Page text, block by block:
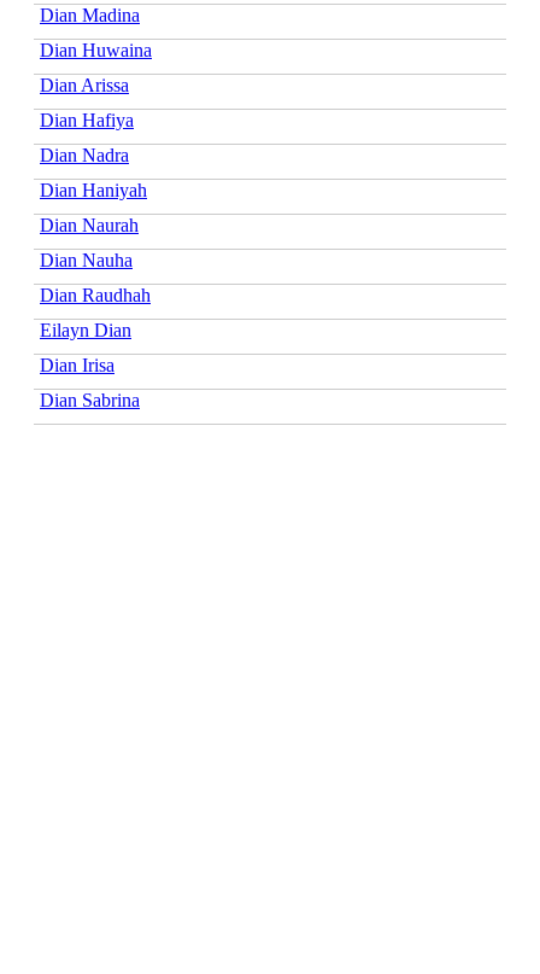
Dian Madina
Dian Huwaina
Dian Arissa
Dian Hafiya
Dian Nadra
Dian Haniyah
Dian Naurah
Dian Nauha
Dian Raudhah
Eilayn Dian
Dian Irisa
Dian Sabrina